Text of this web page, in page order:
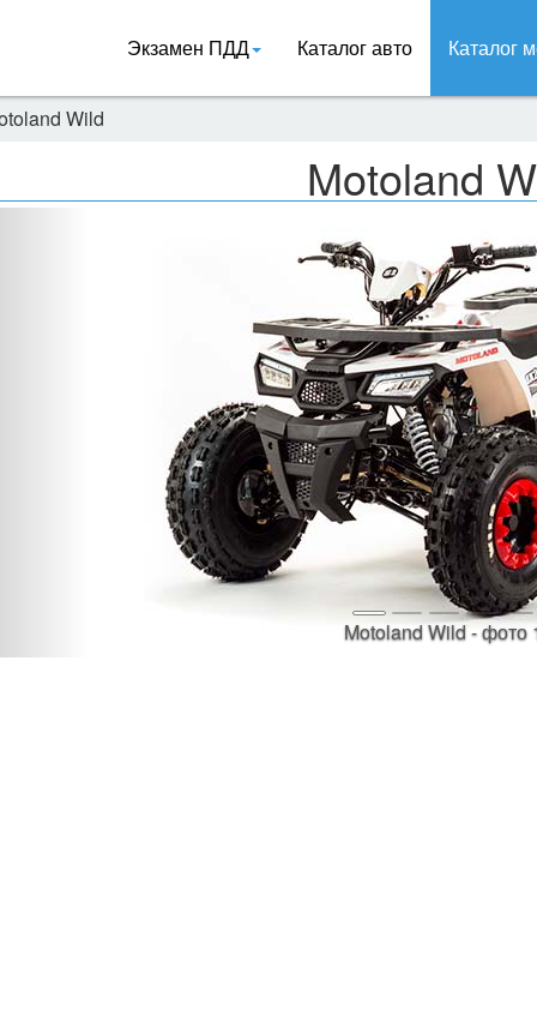
Экзамен ПДД Каталог авто Каталог
Wild
Motoland
Motoland Wild - фото